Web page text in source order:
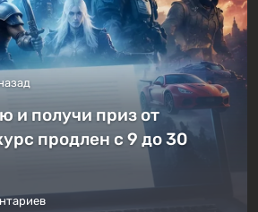
и получи приз от
продлен с 9 до 30